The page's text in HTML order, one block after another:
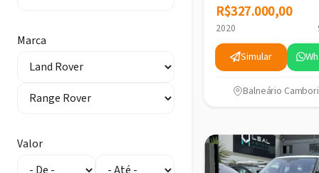
Marca
Valor
R$327.000,00
R$327.000,00
2020
Simular
Balneário